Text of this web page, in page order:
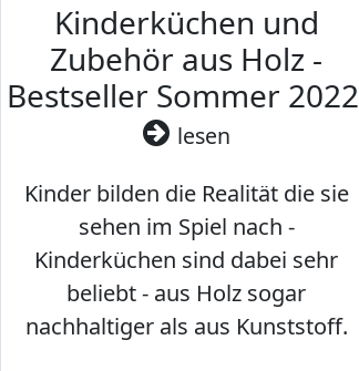
Kinderküchen und
Zubehör aus Holz -
Bestseller Sommer 2022
lesen
Kinder bilden die Realität die sie
sehen im Spiel nach -
Kinderküchen sind dabei sehr
beliebt - aus Holz sogar
nachhaltiger als aus Kunststoff.